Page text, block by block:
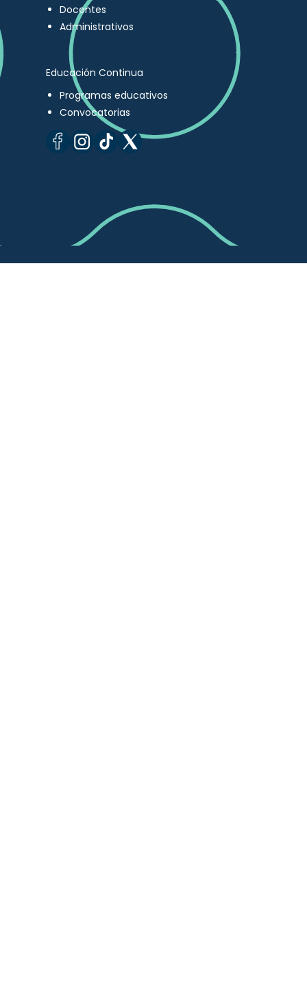
Docentes
Administrativos
Educación Continua
Programas educativos
Convocatorias